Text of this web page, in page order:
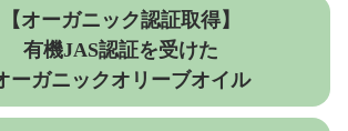
【オーガニック認証取得】
有機JAS認証を受けた
ーガニックオリーブオイル